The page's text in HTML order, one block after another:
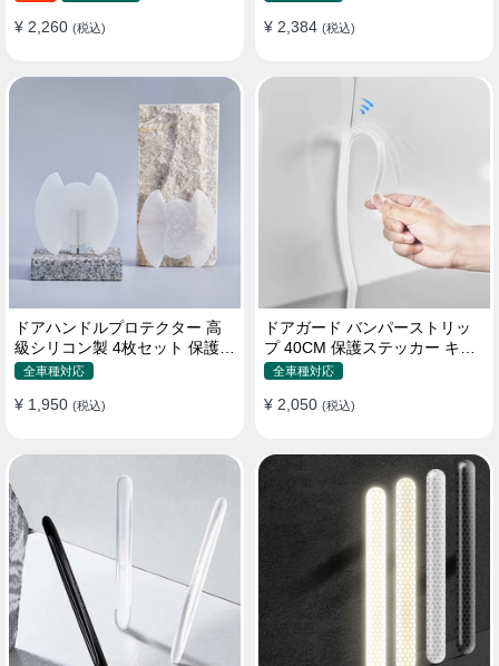
¥ 2,260 (税込) ¥ 2,384 (税込)
ドアハンドルプロテクター 高
級シリコン製 4枚セット 保護フ
ィルム キズ防止 全車種
全車種対応
¥ 1,950 (税込)
ドアガード バンパーストリッ
プ 40CM 保護ステッカー キズ
防止 プロテクターシール
全車種対応
¥ 2,050 (税込)